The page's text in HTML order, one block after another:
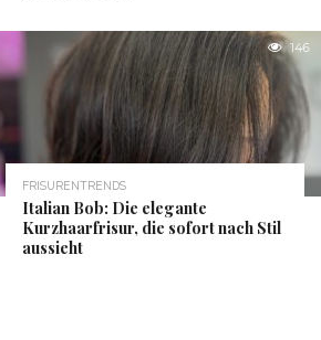
146
FRISURENTRENDS
Italian Bob: Die elegante
Kurzhaarfrisur, die sofort nach Stil
aussieht